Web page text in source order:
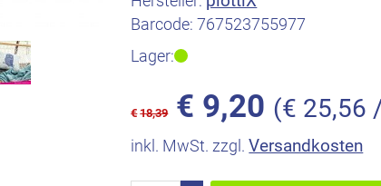
Barcode:767523755977
Lager:
€ 18,39 € 9,20 (€ 25,56
inkl. MwSt. zzgl.Versandkosten